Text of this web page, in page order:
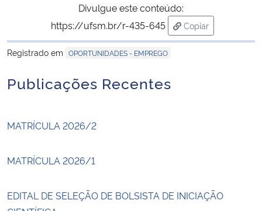
Divulgue este conteúdo:
https://ufsm.br/r-435-645
Copiar
para área de
Registrado em OPORTUNIDADES - EMPREGO
Publicações Recentes
MATRÍCULA 2026/2
MATRÍCULA 2026/1
EDITAL DE SELEÇÃO DE BOLSISTA DE INICIAÇÃO